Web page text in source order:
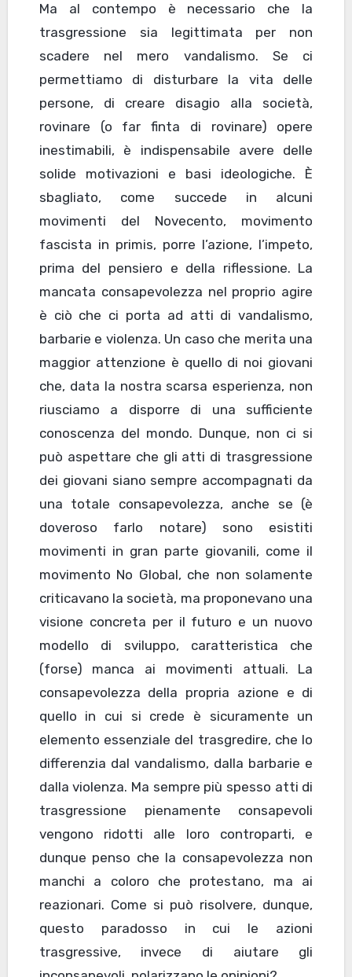
Ma al contempo è necessario che la
trasgressione sia legittimata per non
scadere nel mero vandalismo. Se ci
permettiamo di disturbare la vita delle
persone, di creare disagio alla società,
rovinare (o far finta di rovinare) opere
inestimabili, è indispensabile avere delle
solide motivazioni e basi ideologiche. È
sbagliato, come succede in alcuni
movimenti del Novecento, movimento
fascista in primis, porre l’azione, l’impeto,
prima del pensiero e della riflessione. La
mancata consapevolezza nel proprio agire
è ciò che ci porta ad atti di vandalismo,
barbarie e violenza. Un caso che merita una
maggior attenzione è quello di noi giovani
che, data la nostra scarsa esperienza, non
riusciamo a disporre di una sufficiente
conoscenza del mondo. Dunque, non ci si
può aspettare che gli atti di trasgressione
dei giovani siano sempre accompagnati da
una totale consapevolezza, anche se (è
doveroso farlo notare) sono esistiti
movimenti in gran parte giovanili, come il
movimento No Global, che non solamente
criticavano la società, ma proponevano una
visione concreta per il futuro e un nuovo
modello di sviluppo, caratteristica che
(forse) manca ai movimenti attuali. La
consapevolezza della propria azione e di
quello in cui si crede è sicuramente un
elemento essenziale del trasgredire, che lo
differenzia dal vandalismo, dalla barbarie e
dalla violenza. Ma sempre più spesso atti di
trasgressione pienamente consapevoli
vengono ridotti alle loro controparti, e
dunque penso che la consapevolezza non
manchi a coloro che protestano, ma ai
reazionari. Come si può risolvere, dunque,
questo paradosso in cui le azioni
trasgressive, invece di aiutare gli